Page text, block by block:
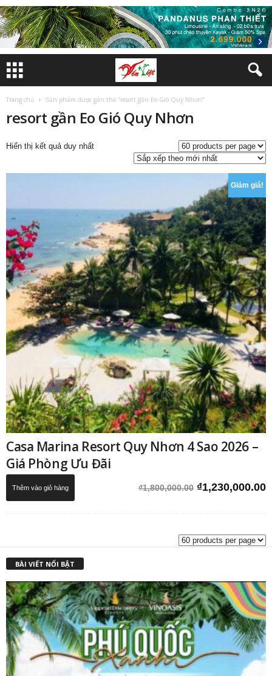
Trang chủ Sản phẩm được gắn thẻ “resort gần Eo Gió Quy Nhơn”
resort gần Eo Gió Quy Nhơn
Hiển thị kết quả duy nhất
Giảm giá!
Casa Marina Resort Quy Nhơn 4 Sao 2026 –
Giá Phòng Ưu Đãi
₫1,800,000.00 Giá
₫1,230,000.00
Thêm vào giỏ hàng
BÀI VIẾT NỔI BẬT